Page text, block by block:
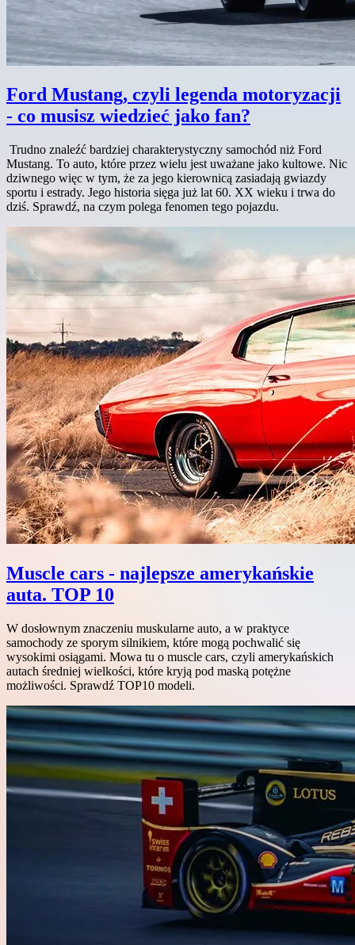
Ford Mustang, czyli legenda motoryzacji
- co musisz wiedzieć jako fan?
Trudno znaleźć bardziej charakterystyczny samochód niż Ford
Mustang. To auto, które przez wielu jest uważane jako kultowe. Nic
dziwnego więc w tym, że za jego kierownicą zasiadają gwiazdy
sportu i estrady. Jego historia sięga już lat 60. XX wieku i trwa do
dziś. Sprawdź, na czym polega fenomen tego pojazdu.
Muscle cars - najlepsze amerykańskie
auta. TOP 10
W dosłownym znaczeniu muskularne auto, a w praktyce
samochody ze sporym silnikiem, które mogą pochwalić się
wysokimi osiągami. Mowa tu o muscle cars, czyli amerykańskich
autach średniej wielkości, które kryją pod maską potężne
możliwości. Sprawdź TOP10 modeli.